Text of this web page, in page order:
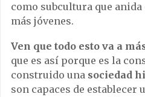
como subcultura que
más jóvenes.
Ven que todo esto va a
que es así porque es la
construido una sociedad
son capaces de establecer